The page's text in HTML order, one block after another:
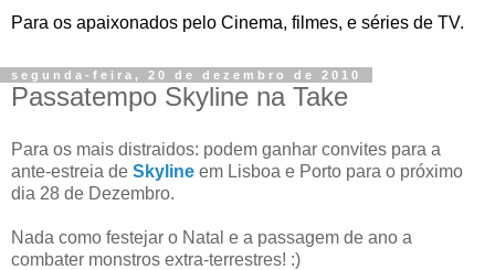
Para os apaixonados pelo Cinema, filmes, e séries de TV.
segunda-feira, 20 de dezembro de 2010
Passatempo Skyline na Take
Para os mais distraidos: podem ganhar convites para a
ante-estreia de Skyline em Lisboa e Porto para o próximo
dia 28 de Dezembro.
Nada como festejar o Natal e a passagem de ano a
combater monstros extra-terrestres! :)